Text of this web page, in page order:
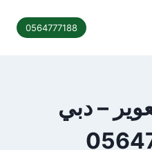
0564777188
– دبي